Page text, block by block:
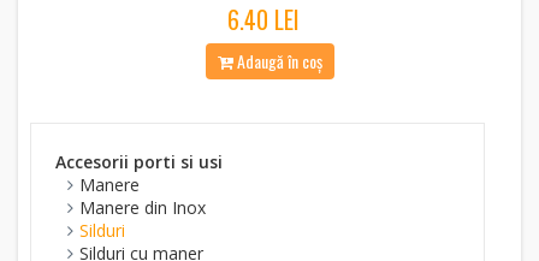
6.40 LEI
Adaugă în coș
Accesorii porti si usi
Manere
Manere din Inox
Silduri
Silduri cu maner